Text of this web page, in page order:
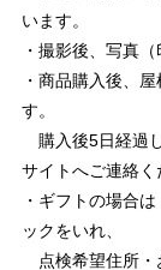
います。
・撮影後、写真
・商品購入後、
す。
購入後5日経過
サイトへご連絡く
・ギフトの場合
ックをいれ、
点検希望住所・